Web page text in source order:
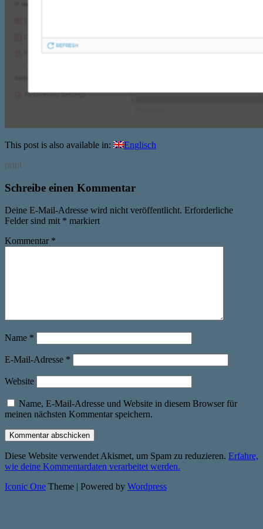
This post is also available in:
Englisch
print
Schreibe einen Kommentar
Deine E-Mail-Adresse wird nicht veröffentlicht. Erforderliche
Felder sind mit * markiert
Kommentar *
Name *
E-Mail-Adresse *
Website
Name, E-Mail-Adresse und Website in diesem Browser für
meinen nächsten Kommentar speichern.
Diese Website verwendet Akismet, um Spam zu reduzieren. Erfahre,
wie deine Kommentardaten verarbeitet werden.
Iconic One Theme | Powered by Wordpress